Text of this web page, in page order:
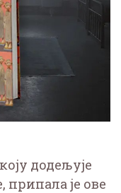
додељује
припала је ове